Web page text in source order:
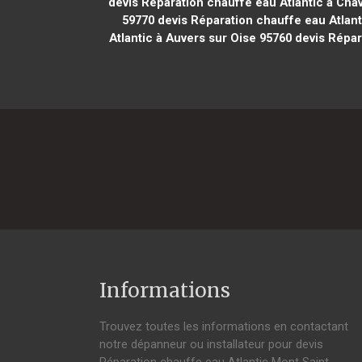
59770 devis Réparation chauffe eau
Atlantic à Auvers sur Oise 95760devis
Informations
Trouvez toutes les informations en contactant
notre dépanneur ou installateur pour devis